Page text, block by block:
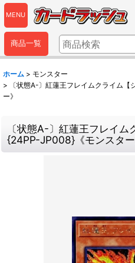
MENU
商品一覧
ホーム > モンスター
>
〔状態A-〕紅蓮王フレイムクライム
ー》
〔状態A-〕紅蓮王フレイム
{24PP-JP008}《モンスター